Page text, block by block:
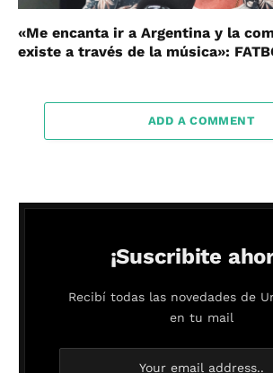
«Me encanta ir a Argentina y la
existe a través de la música»:
ADD A COMMENT
¡Suscribite
Recibí todas las novedades de
en tu mail